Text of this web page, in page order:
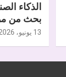
الذكاء
بحث من
13 يونيو، 2026